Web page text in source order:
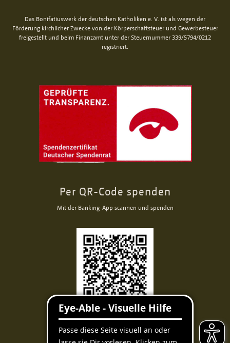
Das Bonifatiuswerk der deutschen Katholiken e. V. ist als wegen der
Förderung kirchlicher Zwecke von der Körperschaftsteuer und Gewerbesteuer
freigestellt und beim Finanzamt unter der Steuernummer 339/5794/0212
registriert.
Per QR-Code spenden
Mit der Banking-App scannen und spenden